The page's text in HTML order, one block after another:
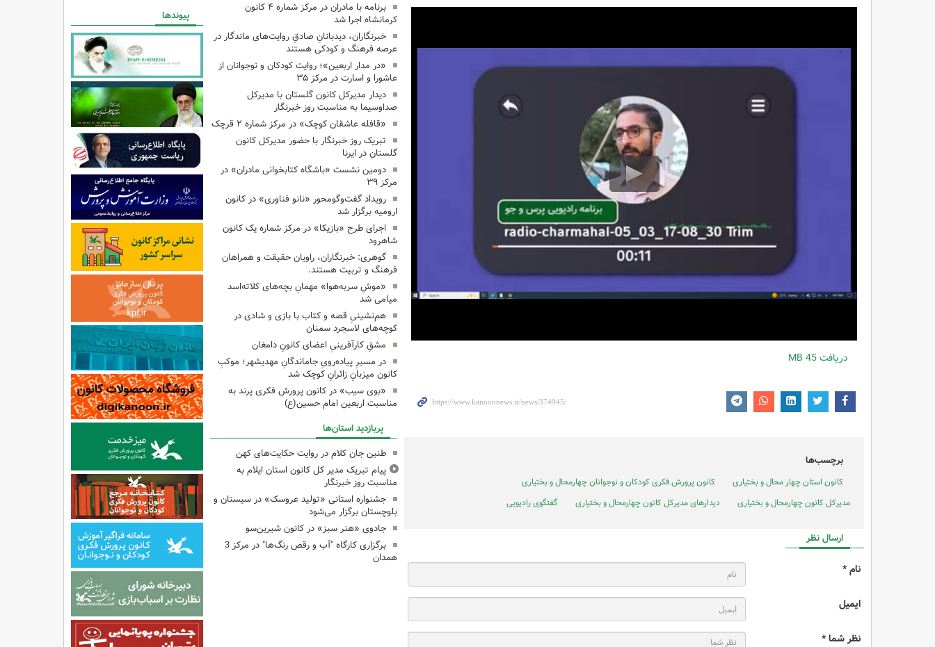
دریافت45 MB
برچسب‌ها
کانون استان چهار محال و بختیاری
کانون پرورش فکری کودکان و نوجوانان چهارمحال و بختیاری
مدیرکل کانون چهارمحال و بختیاری
دیدارهای مدیرکل کانون چهارمحال و بختیاری گفتگوی رادیویی
ارسال نظر
نام *
ایمیل
نظر شما *
برنامه با مادران در مرکز شماره ۴ کانون
کرمانشاه اجرا شد
خبرنگاران، دیدبانانِ صادقِ روایت‌های ماندگار در
عرصه فرهنگ و کودکی هستند
«در مدار اربعین»؛ روایت کودکان و نوجوانان از
عاشورا و اسارت در مرکز ۳۵
دیدار مدیرکل کانون گلستان با مدیرکل
صداوسیما به مناسبت روز خبرنگار
«قافله عاشقان کوچک» در مرکز شماره ۲ قرچک
تبریک روز خبرنگار با حضور مدیرکل کانون
گلستان در ایرنا
دومین نشست «باشگاه کتابخوانی مادران» در
مرکز ۳۹
رویداد گفت‌وگومحور «نانو فناوری» در کانون
ارومیه برگزار شد
اجرای طرح «بازیکا» در مرکز شماره یک کانون
شاهرود
گوهری: خبرنگاران، راویان حقیقت و همراهان
فرهنگ و تربیت هستند.
«موشِ سربه‌هوا» مهمانِ بچه‌های کلاته‌اسد
میامی شد
هم‌نشینیِ قصه و کتاب با بازی و شادی در
کوچه‌های لاسجرد سمنان
مشقِ کارآفرینیِ اعضای کانونِ دامغان
در مسیرِ پیاده‌رویِ جاماندگانِ مهدیشهر؛ موکبِ
کانون میزبانِ زائرانِ کوچک شد
«بوی سیب» در کانون پرورش فکری پرند به
مناسبت اربعین امام حسین(ع)
پربازدید استان‌ها
طنین جان کلام در روایت حکایت‌های کهن
پیام تبریک مدیر کل کانون استان ایلام به
مناسبت روز خبرنگار
جشنواره استانی «تولید عروسک» در سیستان و
بلوچستان برگزار می‌شود
جادوی «هنر سبز» در کانون شیرین‌سو
برگزاری کارگاه "آب و رقص رنگ‌ها" در مرکز 3
همدان
پیوندها